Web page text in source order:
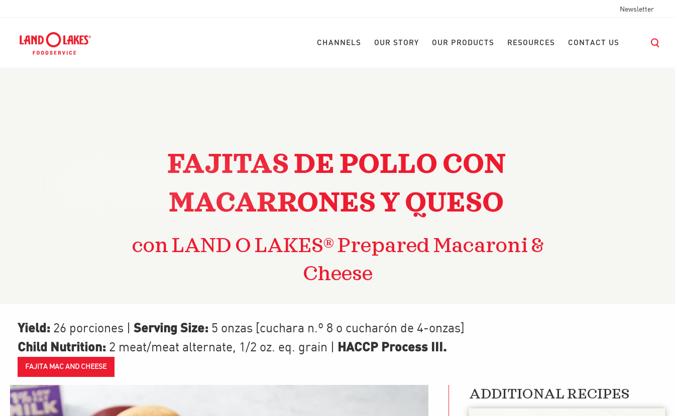
Newsletter
CHANNELS OUR STORY OUR PRODUCTS RESOURCES CONTACT US
FAJITAS DE POLLO CON
MACARRONES Y QUESO
con LAND O LAKES® Prepared Macaroni &
Cheese
Yield: 26 porciones Serving Size: 5 onzas [cuchara n.º 8 o cucharón de 4-onzas]
Child Nutrition: 2 meat/meat alternate, 1/2 oz. eq. grain HACCP Process III.
FAJITA MAC AND CHEESE
ADDITIONAL RECIPES